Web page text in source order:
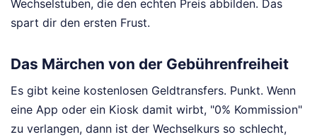
Wechselstuben, die den echten Preis abbilden. Das
spart dir den ersten Frust.
Das Märchen von der Gebührenfreiheit
Es gibt keine kostenlosen Geldtransfers. Punkt. Wenn
eine App oder ein Kiosk damit wirbt, "0% Kommission"
zu verlangen, dann ist der Wechselkurs so schlecht,